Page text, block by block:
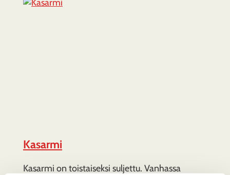
Kasarmi
Kasarmi on toistaiseksi suljettu. Vanhassa